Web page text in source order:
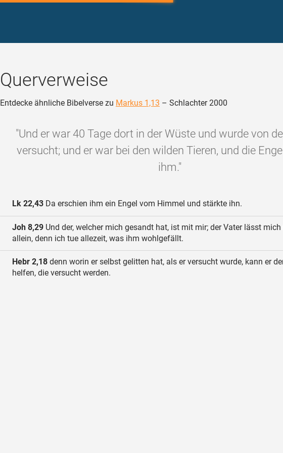
Querverweise
Entdecke ähnliche Bibelverse zu Markus 1,13 – Schlachter 2000
"Und er war 40 Tage dort in der Wüste und wurde von
versucht; und er war bei den wilden Tieren, und die
ihm."
Lk 22,43 Da erschien ihm ein Engel vom Himmel und stärkte ihn.
Joh 8,29 Und der, welcher mich gesandt hat, ist mit mir; der Vater lässt
allein, denn ich tue allezeit, was ihm wohlgefällt.
Hebr 2,18 denn worin er selbst gelitten hat, als er versucht wurde, kann er
helfen, die versucht werden.